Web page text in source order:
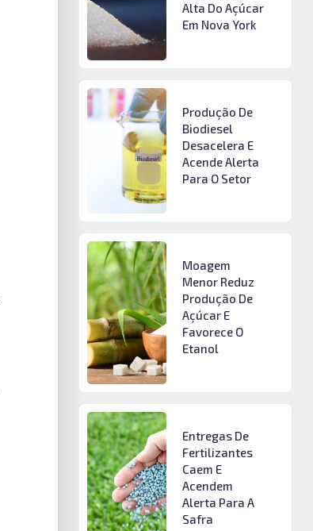
Alta Do Açúcar
Em Nova York
Produção De
Biodiesel
Desacelera E
Acende Alerta
Para O Setor
Moagem
Menor Reduz
Produção De
Açúcar E
Favorece O
Etanol
Entregas De
Fertilizantes
Caem E
Acendem
Alerta Para A
Safra